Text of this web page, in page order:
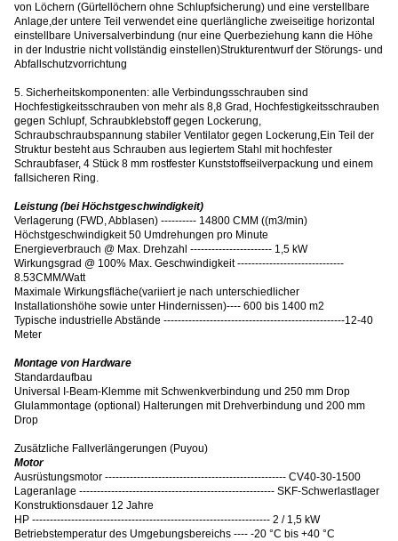
von Löchern (Gürtellöchern ohne Schlupfsicherung) und eine verstellbare
Anlage,der untere Teil verwendet eine querlängliche zweiseitige horizontal
einstellbare Universalverbindung (nur eine Querbeziehung kann die Höhe
in der Industrie nicht vollständig einstellen)Strukturentwurf der Störungs- und
Abfallschutzvorrichtung
5. Sicherheitskomponenten: alle Verbindungsschrauben sind
Hochfestigkeitsschrauben von mehr als 8,8 Grad, Hochfestigkeitsschrauben
gegen Schlupf, Schraubklebstoff gegen Lockerung,
Schraubschraubspannung stabiler Ventilator gegen Lockerung,Ein Teil der
Struktur besteht aus Schrauben aus legiertem Stahl mit hochfester
Schraubfaser, 4 Stück 8 mm rostfester Kunststoffseilverpackung und einem
fallsicheren Ring.
Leistung (bei Höchstgeschwindigkeit)
Verlagerung (FWD, Abblasen) ---------- 14800 CMM ((m3/min)
Höchstgeschwindigkeit 50 Umdrehungen pro Minute
Energieverbrauch @ Max. Drehzahl ----------------------- 1,5 kW
Wirkungsgrad @ 100% Max. Geschwindigkeit ------------------------------
8.53CMM/Watt
Maximale Wirkungsfläche(variiert je nach unterschiedlicher
Installationshöhe sowie unter Hindernissen)---- 600 bis 1400 m2
Typische industrielle Abstände ---------------------------------------------------12-40
Meter
Montage von Hardware
Standardaufbau
Universal I-Beam-Klemme mit Schwenkverbindung und 250 mm Drop
Glulammontage (optional) Halterungen mit Drehverbindung und 200 mm
Drop
Zusätzliche Fallverlängerungen (Puyou)
Motor
Ausrüstungsmotor --------------------------------------------------- CV40-30-1500
Lageranlage ------------------------------------------------------- SKF-Schwerlastlager
Konstruktionsdauer 12 Jahre
HP ------------------------------------------------------------------- 2 / 1,5 kW
Betriebstemperatur des Umgebungsbereichs ---- -20 °C bis +40 °C